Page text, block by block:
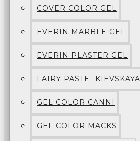
COVER COLOR GEL
EVERIN MARBLE GEL
EVERIN PLASTER GEL
FAIRY PASTE- KIEVSKAYA
GEL COLOR CANNI
GEL COLOR MACKS